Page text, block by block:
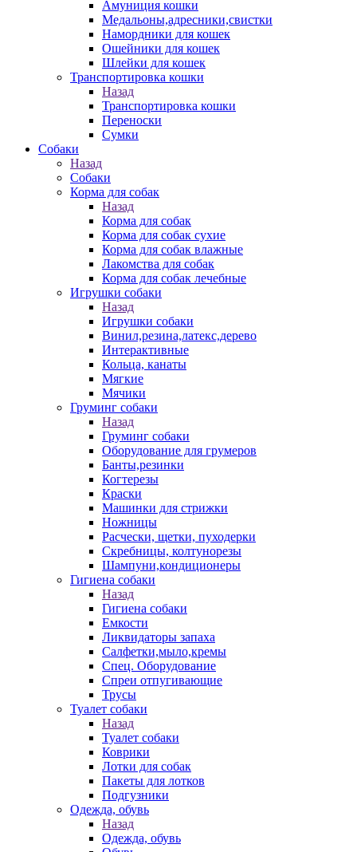
Амуниция кошки
Медальоны,адресники,свистки
Намордники для кошек
Ошейники для кошек
Шлейки для кошек
Транспортировка кошки
Назад
Транспортировка кошки
Переноски
Сумки
Собаки
Назад
Собаки
Корма для собак
Назад
Корма для собак
Корма для собак сухие
Корма для собак влажные
Лакомства для собак
Корма для собак лечебные
Игрушки собаки
Назад
Игрушки собаки
Винил,резина,латекс,дерево
Интерактивные
Кольца, канаты
Мягкие
Мячики
Груминг собаки
Назад
Груминг собаки
Оборудование для грумеров
Банты,резинки
Когтерезы
Краски
Машинки для стрижки
Ножницы
Расчески, щетки, пуходерки
Скребницы, колтунорезы
Шампуни,кондиционеры
Гигиена собаки
Назад
Гигиена собаки
Емкости
Ликвидаторы запаха
Салфетки,мыло,кремы
Спец. Оборудование
Спреи отпугивающие
Трусы
Туалет собаки
Назад
Туалет собаки
Коврики
Лотки для собак
Пакеты для лотков
Подгузники
Одежда, обувь
Назад
Одежда, обувь